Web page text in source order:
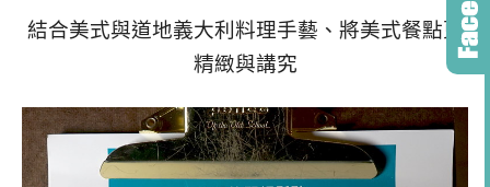
結合美式與道地義大利料理手藝、將美式餐點更
精緻與講究